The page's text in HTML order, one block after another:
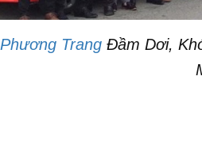
Phương TrangĐầm Dơi,